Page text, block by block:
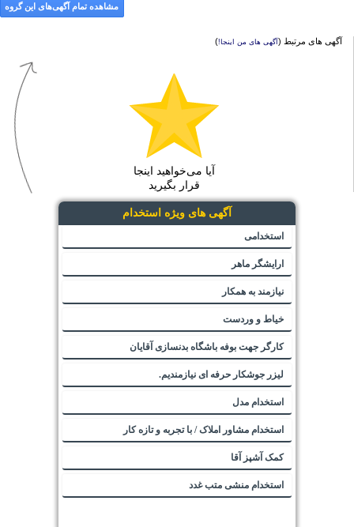
مشاهده تمام آگهی‌های این گروه
آگهی های مرتبط (آگهی های من اینجا!)
آیا می‌خواهید اینجا
قرار بگیرید
آگهی های ویژه استخدام
استخدامی
ارایشگر ماهر
نیازمند به همکار
خیاط و وردست
کارگر جهت بوفه باشگاه بدنسازی آقایان
لیزر جوشکار حرفه ای نیازمندیم.
استخدام مدل
استخدام مشاور املاک / با تجربه و تازه کار
کمک آشپز آقا
استخدام منشی متب غدد